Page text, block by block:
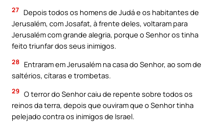
27 Depois todos os homens de Judá e os habitantes de
Jerusalém, com Josafat, à frente deles, voltaram para
Jerusalém com grande alegria, porque o Senhor os tinha
feito triunfar dos seus inimigos.
28
Entraram em Jerusalém na casa do Senhor, ao som de
saltérios, cítaras e trombetas.
29 O terror do Senhor caiu de repente sobre todos os
reinos da terra, depois que ouviram que o Senhor tinha
pelejado contra os inimigos de Israel.